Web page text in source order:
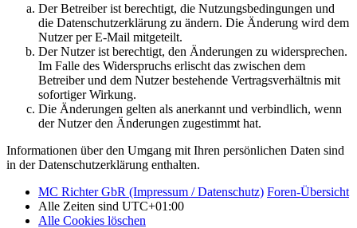
Der Betreiber ist berechtigt, die Nutzungsbedingungen und
die Datenschutzerklärung zu ändern. Die Änderung wird dem
Nutzer per E-Mail mitgeteilt.
Der Nutzer ist berechtigt, den Änderungen zu widersprechen.
Im Falle des Widerspruchs erlischt das zwischen dem
Betreiber und dem Nutzer bestehende Vertragsverhältnis mit
sofortiger Wirkung.
Die Änderungen gelten als anerkannt und verbindlich, wenn
der Nutzer den Änderungen zugestimmt hat.
Informationen über den Umgang mit Ihren persönlichen Daten sind
in der Datenschutzerklärung enthalten.
MC Richter GbR (Impressum / Datenschutz) Foren-Übersicht
Alle Zeiten sind UTC+01:00
Alle Cookies löschen